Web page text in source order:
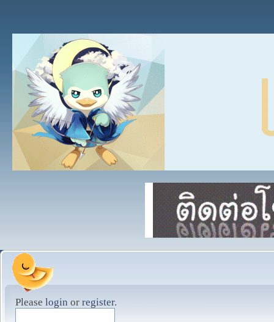
Please login or register.